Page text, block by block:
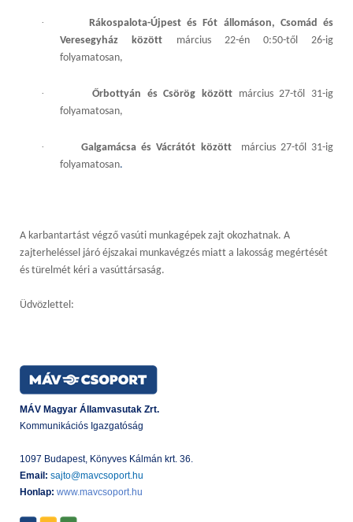
·
Rákospalota-Újpest és Fót állomáson, Csomád és
Veresegyház között március 22-én 0:50-től 26-ig
folyamatosan,
· Őrbottyán és Csörög között március 27-től 31-ig
folyamatosan,
· Galgamácsa és Vácrátót között
március 27-től 31-ig
folyamatosan.
A karbantartást végző vasúti munkagépek zajt okozhatnak. A
zajterheléssel járó éjszakai munkavégzés miatt a lakosság megértését
és türelmét kéri a vasúttársaság.
Üdvözlettel:
MÁV Magyar Államvasutak Zrt.
Kommunikációs Igazgatóság
1097 Budapest, Könyves Kálmán krt. 36.
Email: sajto@mavcsoport.hu
Honlap: www.mavcsoport.hu